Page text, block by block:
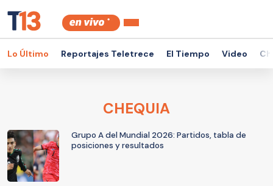
Lo Último Reportajes Teletrece El Tiempo Video
CHEQUIA
Grupo A del Mundial 2026: Partidos, tabla de
posiciones y resultados